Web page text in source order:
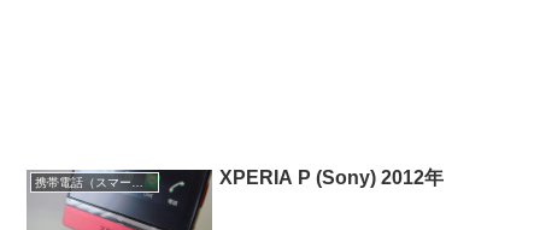
携帯電話（スマートフォン） XPERIA P (Sony) 2012年